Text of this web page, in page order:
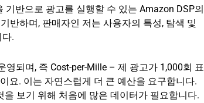
반으로 광고를 실행할 수 있는 Amazon DSP의
반하며, 판매자인 저는 사용자의 특성, 탐색 및
.
되며, 즉 Cost-per-Mille – 제 광고가 1,000회 표
요. 이는 자연스럽게 더 큰 예산을 요구합니다.
보기 위해 처음에 많은 데이터가 필요합니다.